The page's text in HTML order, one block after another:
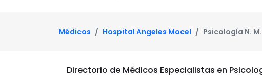
Médicos Hospital Angeles Mocel Psicología N. M.
Directorio de Médicos Especialistas en